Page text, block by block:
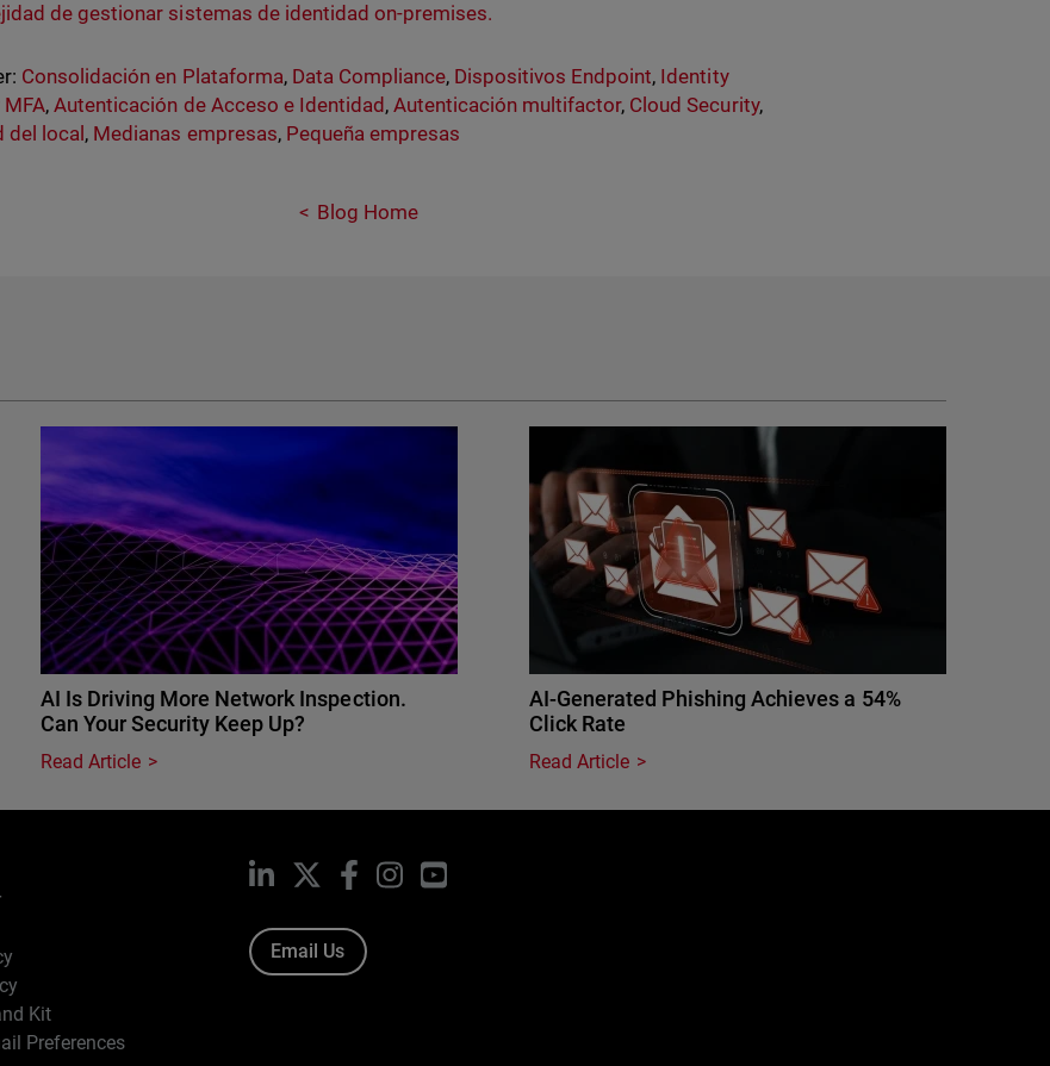
de gestionar sistemas de identidad on-premises.
Consolidación en Plataforma, Data Compliance, Dispositivos Endpoint, Identity
,Autenticación de Acceso e Identidad , Autenticación multifactor, Cloud Security,
del local , Medianas empresas, Pequeña empresas
Blog Home
AI Is Driving More Network Inspection.
Can Your Security Keep Up?
Read Article
AI-Generated Phishing Achieves a 54%
Click Rate
Read Article
Kit
Preferences
LinkedIn Facebook
InstagramYouTube
Email Us